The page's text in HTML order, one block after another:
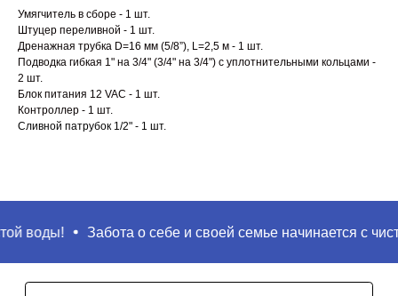
Умягчитель в сборе - 1 шт.
Штуцер переливной - 1 шт.
Дренажная трубка D=16 мм (5/8”), L=2,5 м - 1 шт.
Подводка гибкая 1" на 3/4" (3/4" на 3/4") с уплотнительными кольцами -
2 шт.
Блок питания 12 VAC - 1 шт.
Контроллер - 1 шт.
Сливной патрубок 1/2" - 1 шт.
воды! Забота о себе и своей семье начинается с